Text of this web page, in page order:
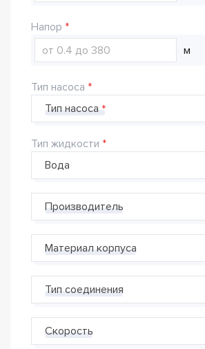
Напор
м
Тип насоса
Тип насоса
Тип жидкости
Производитель
Материал корпуса
Тип соединения
Скорость